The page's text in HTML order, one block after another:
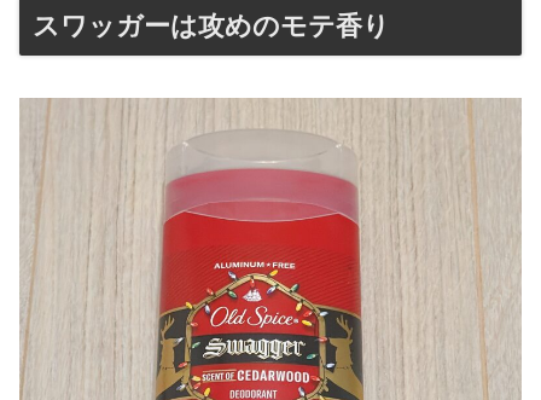
スワッガーは攻めのモテ香り